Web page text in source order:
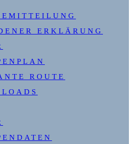
ERKLÄRUNG
ROUTE